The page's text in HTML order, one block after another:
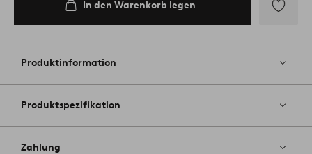
In den Warenkorb legen
Favoriten
Produktinformation
Produktspezifikation
Zahlung